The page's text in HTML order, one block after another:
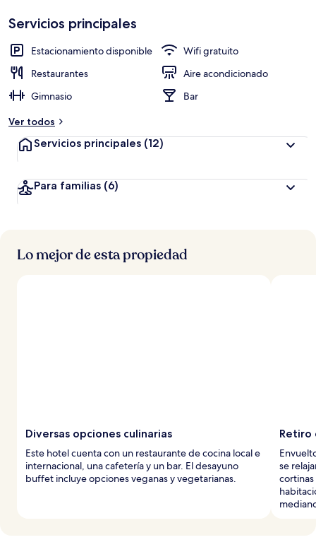
Servicios principales
Estacionamiento disponible
Wifi gratuito
Restaurantes
Aire acondicionado
Gimnasio
Bar
Ver todos
Servicios principales (12)
Para familias (6)
Lo mejor de esta propiedad
Diversas opciones culinarias
Este hotel cuenta con un restaurante de cocina local e
internacional, una cafetería y un bar. El desayuno
buffet incluye opciones veganas y vegetarianas.
Retiro
se
cortinas